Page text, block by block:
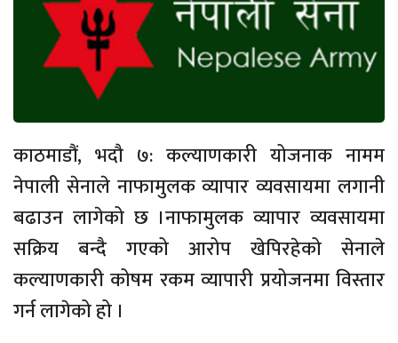
काठमाडौं, भदौ ७: कल्याणकारी योजनाक नामम
नेपाली सेनाले नाफामुलक व्यापार व्यवसायमा लगानी
बढाउन लागेको छ ।नाफामुलक व्यापार व्यवसायमा
सक्रिय बन्दै गएको आरोप खेपिरहेको सेनाले
कल्याणकारी कोषम रकम व्यापारी प्रयोजनमा विस्तार
गर्न लागेको हो ।